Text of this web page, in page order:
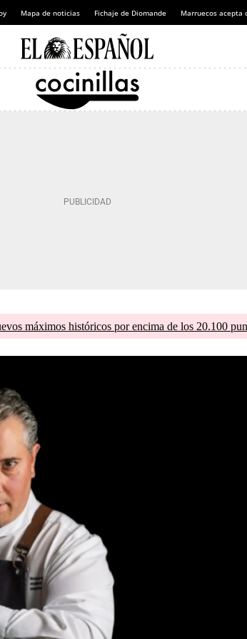
Mapa de noticias Fichaje de Diomande Marruecos acepta
máximos históricos por encima de los 20.100